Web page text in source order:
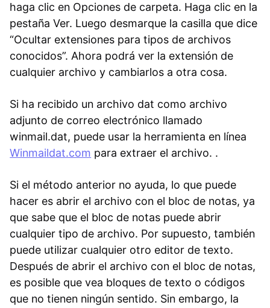
haga clic en Opciones de carpeta. Haga clic en la
pestaña Ver. Luego desmarque la casilla que dice
“Ocultar extensiones para tipos de archivos
conocidos”. Ahora podrá ver la extensión de
cualquier archivo y cambiarlos a otra cosa.
Si ha recibido un archivo dat como archivo
adjunto de correo electrónico llamado
winmail.dat, puede usar la herramienta en línea
Winmaildat.com para extraer el archivo. .
Si el método anterior no ayuda, lo que puede
hacer es abrir el archivo con el bloc de notas, ya
que sabe que el bloc de notas puede abrir
cualquier tipo de archivo. Por supuesto, también
puede utilizar cualquier otro editor de texto.
Después de abrir el archivo con el bloc de notas,
es posible que vea bloques de texto o códigos
que no tienen ningún sentido. Sin embargo, la